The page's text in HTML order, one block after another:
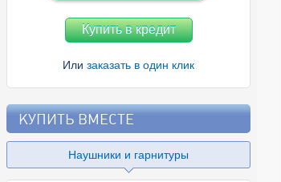
Купить в кредит
Или заказать в один клик
КУПИТЬ ВМЕСТЕ
Наушники и гарнитуры